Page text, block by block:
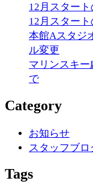
12月スタート
12月スター
本館Aスタジ
ル変更
マリンスキ
で
Category
お知らせ
スタッフブロ
Tags